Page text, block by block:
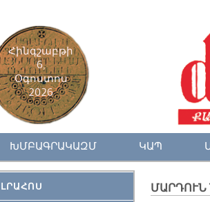
Հինգշաբթի
6,
Օգոստոս
2026
ԽՄԲԱԳՐԱԿԱԶՄ ԿԱՊ
ԼՐԱՀՈՍ ՄԱՐԴՈՒՆ